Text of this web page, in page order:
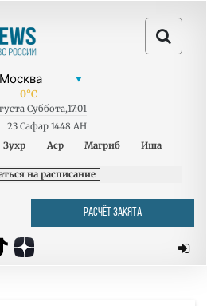
0°C
Суббота,17:01
23 Сафар 1448 AH
Зухр Аср Магриб Иша
на расписание
РАСЧЁТ ЗАКЯТА